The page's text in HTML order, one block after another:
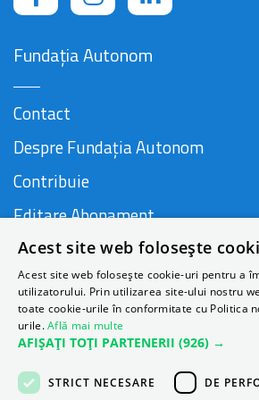
Fundația Autonom
Contact
Despre Fundația Autonom
Contribuie
Editare Abonament
Cauză susținută de
Acest site web folosește
Acest site web folosește cookie-uri pentru a
utilizatorului. Prin utilizarea site-ului nostru
toate cookie-urile în conformitate cu Politica
urile.Află mai multe
AFIȘAȚI TOȚI PARTENERII (926) →
STRICT NECESARE DE